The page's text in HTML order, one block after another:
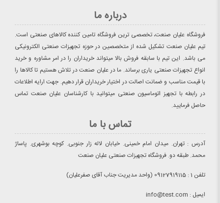
درباره ما
فروشگاه علیان صنعت، تخصصی ترین فروشگاه تامین کننده کالاهای صنعتی است.
تیم علیان صنعت تشکیل شده از متخصصین در حوزه تجهیزات صنعتی الکترونیکی
می باشد. این تیم با سابقه فروش بالا میتواند خریداران را در امر مشاوره و خرید
انواع تجهیزات صنعتی یاری برساند. ما در علیان صنعت در تلاش هستیم تا کالاها را
با قیمت مناسب و ضمانت اصالت در اختیار خریداران قرار دهیم. جهت ارایه اطلاعات
در رابطه با تجهیز اتوماسیون صنعتی میتوانید با کارشناسان علیان صنعت تماس
حاصل فرمایید.
تماس با ما
آدرس : تهران. میدان امام خمینی. خیابان لاله زار جنوبی. کوچه بوشهری. پاساژ
محمد. طبقه دو. فروشگاه تجهیزات صنعتی علیان صنعت
تلفن 1 : 09127919115 (واحد مدیریت جناب آقای صفرعلیان)
ایمیل : info@test.com